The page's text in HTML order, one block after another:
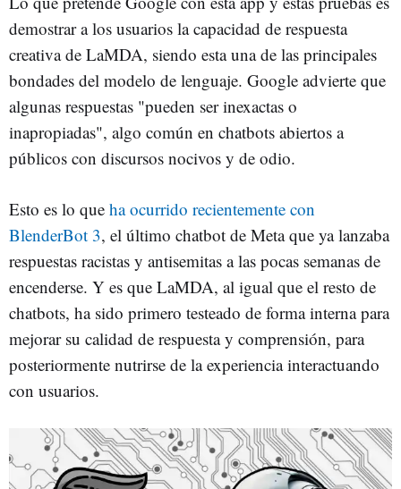
demostrar a los usuarios la capacidad de respuesta
creativa de LaMDA, siendo esta una de las principales
bondades del modelo de lenguaje. Google advierte que
algunas respuestas "pueden ser inexactas o
inapropiadas", algo común en chatbots abiertos a
públicos con discursos nocivos y de odio.
Esto es lo que ha ocurrido recientemente con
BlenderBot 3, el último chatbot de Meta que ya lanzaba
respuestas racistas y antisemitas a las pocas semanas de
encenderse. Y es que LaMDA, al igual que el resto de
chatbots, ha sido primero testeado de forma interna para
mejorar su calidad de respuesta y comprensión, para
posteriormente nutrirse de la experiencia interactuando
con usuarios.